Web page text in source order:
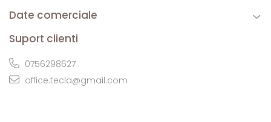
Date comerciale
Suport clienti
0756298627
office.tecla@gmail.com